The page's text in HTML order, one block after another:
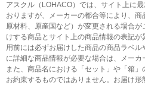
アスクル（LOHACO）では、サイト上に
おりますが、メーカーの都合等により、商
原材料、原産国など）が変更される場合
けする商品とサイト上の商品情報の表記
用前には必ずお届けした商品の商品ラベ
に詳細な商品情報が必要な場合は、メーカ
また、商品名における「セット」や「箱
お約束するものではありません。お届け